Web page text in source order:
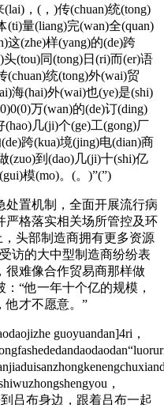
，(，)传(chuan)统(tong)
(ti)量(liang)完(wan)全(quan)
这(zhe)样(yang)的(de)跨
(tou)同(tong)日(ri)而(er)语
(chuan)统(tong)外(wai)贸
海(hai)外(wai)也(ye)是(shi)
万(wan)的(de)订(ding)
几(ji)个(ge)工(gong)厂
跨(kua)境(jing)电(dian)商
(zuo)到(dao)几(ji)十(shi)亿
模(mo)。(。)”(”)
置机制，全面开展流行病
严格落实相关场所管控及环
部制造商拥有更多资源
访的大中型制造商纷纷表
很难像合作贸易商那样做
“他一年十个亿的规模，
他才不愿意。”
guoyuandan]4ri，
，
吕布身边，跟着吕布一起